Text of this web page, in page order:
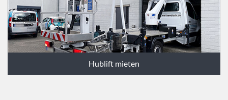
Hublift mieten